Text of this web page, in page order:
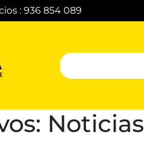
: 936 854 089
Noticias